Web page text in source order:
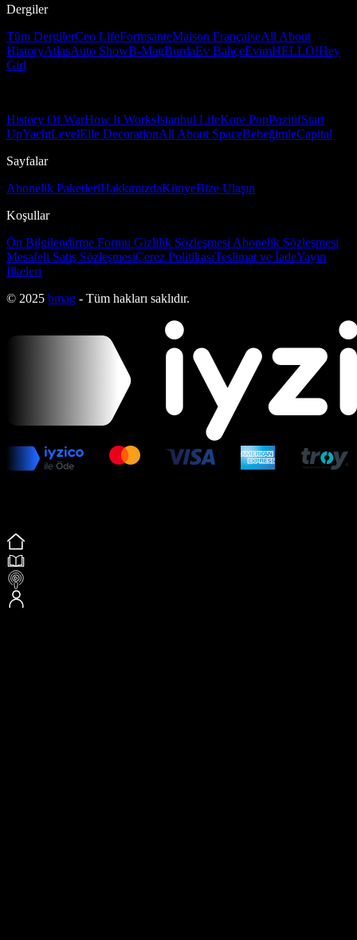
Dergiler
Tüm DergilerCeo LifeFormsanteMaison FrançaiseAll About
HistoryAtlasAuto ShowB-MagBurdaEv BahçeEvimHELLO!Hey
Girl
History Of WarHow It Worksİstanbul LifeKore PopPozitifStart
UpYachtLevelElle DecorationAll About SpaceBebeğimleCapital
Sayfalar
Abonelik PaketleriHakkımızdaKünyeBize Ulaşın
Koşullar
Ön Bilgilendirme Formu Gizlilik Sözleşmesi Abonelik Sözleşmesi
Mesafeli Satış SözleşmesiÇerez PolitikasıTeslimat ve İadeYayın
İlkeleri
© 2025 bmag - Tüm hakları saklıdır.